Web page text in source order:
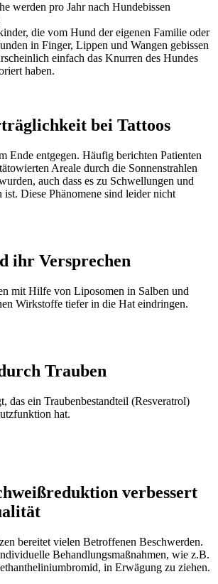
werden pro Jahr nach Hundebissen
die vom Hund der eigenen Familie oder
in Finger, Lippen und Wangen gebissen
einfach das Knurren des Hundes
haben.
bei Tattoos
Ende entgegen. Häufig berichten Patienten
Areale durch die Sonnenstrahlen
auch dass es zu Schwellungen und
ist. Diese Phänomene sind leider nicht
ihr Versprechen
mit Hilfe von Liposomen in Salben und
Wirkstoffe tiefer in die Hat eindringen.
Trauben
das ein Traubenbestandteil (Resveratrol)
hat.
verbessert
bereitet vielen Betroffenen Beschwerden.
Behandlungsmaßnahmen, wie z.B.
in Erwägung zu ziehen.